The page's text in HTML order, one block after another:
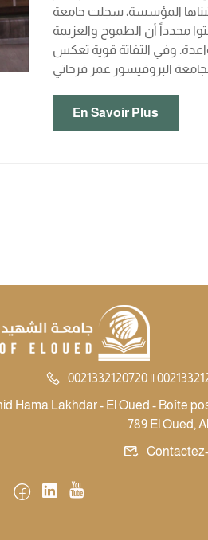
المؤسسة، سجلت جامعة
أثبتوا مجدداً أن الطموح والعزيمة
وفي التفاتة قوية تعكس
En Savoir Plus
0021332120720 ||
Hama Lakhdar - El Oued - Boîte
789 El Oued,